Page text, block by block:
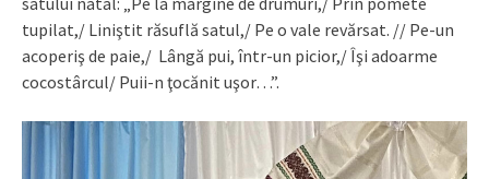
tupilat,/ Liniştit răsuflă satul,/ Pe o vale revărsat. // Pe-un
acoperiş de paie,/ Lângă pui, într-un picior,/ Îşi adoarme
cocostârcul/ Puii-n ţocănit uşor…”.